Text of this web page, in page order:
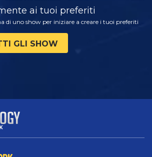
ai tuoi preferiti
di uno show per iniziare a creare i tuoi preferiti
GLI SHOW